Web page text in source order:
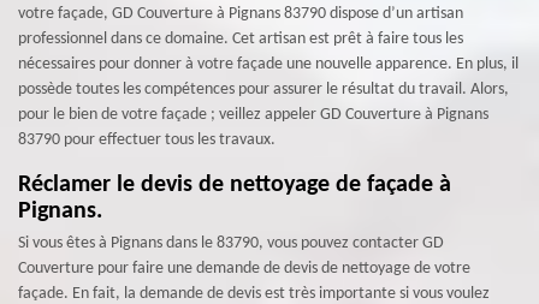
votre façade, GD Couverture à Pignans 83790 dispose d’un artisan
professionnel dans ce domaine. Cet artisan est prêt à faire tous les
nécessaires pour donner à votre façade une nouvelle apparence. En plus, il
possède toutes les compétences pour assurer le résultat du travail. Alors,
pour le bien de votre façade ; veillez appeler GD Couverture à Pignans
83790 pour effectuer tous les travaux.
Réclamer le devis de nettoyage de façade à
Pignans.
Si vous êtes à Pignans dans le 83790, vous pouvez contacter GD
Couverture pour faire une demande de devis de nettoyage de votre
façade. En fait, la demande de devis est très importante si vous voulez